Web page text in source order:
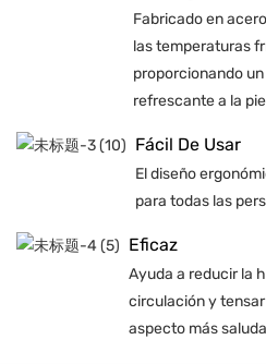
Fabricado en
las temperaturas
proporcionando
refrescante a la
Fácil De Usar
El diseño
para todas las
Eficaz
Ayuda a reducir la
circulación y
aspecto más